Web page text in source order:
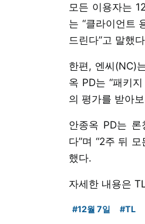
모든 이용자는
는 “클라이언트
드린다”고 말했
한편, 엔씨(NC)
옥 PD는 “패키
의 평가를 받아
안종옥 PD는
다”며 “2주 뒤
했다.
자세한 내용은
#12월 7일 #TL